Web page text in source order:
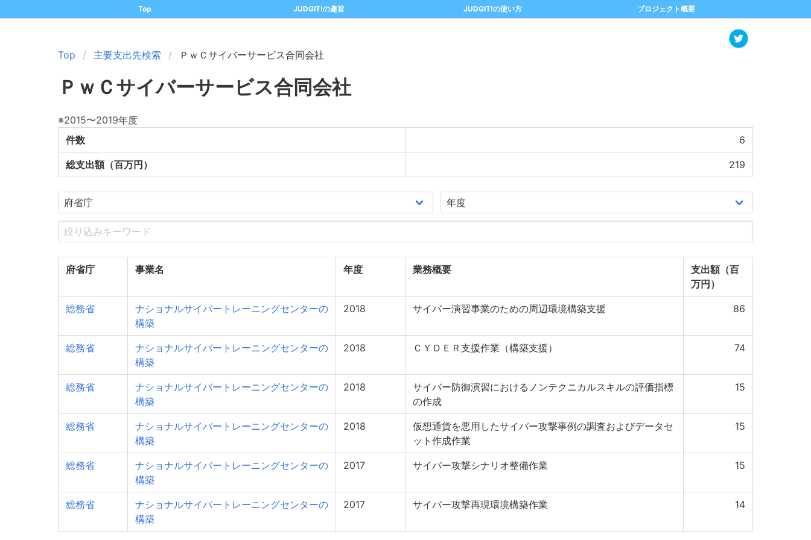
Top JUDGIT!の趣旨 JUDGIT!の使い方 プロジェクト概要
Top 主要支出先検索 ＰｗＣサイバーサービス合同会社
ＰｗＣサイバーサービス合同会社
※2015〜2019年度
件数
6
総支出額（百万円） 219
府省庁 事業名 年度 業務概要
支出額（百
万円）
総務省
ナショナルサイバートレーニングセンターの
構築
2018 サイバー演習事業のための周辺環境構築支援 86
総務省
ナショナルサイバートレーニングセンターの
構築
2018 ＣＹＤＥＲ支援作業（構築支援） 74
総務省
ナショナルサイバートレーニングセンターの
構築
2018
サイバー防御演習におけるノンテクニカルスキルの評価指標
の作成
15
総務省
ナショナルサイバートレーニングセンターの
構築
2018
仮想通貨を悪用したサイバー攻撃事例の調査およびデータセ
ット作成作業
15
総務省
ナショナルサイバートレーニングセンターの
構築
2017 サイバー攻撃シナリオ整備作業 15
総務省
ナショナルサイバートレーニングセンターの
構築
2017 サイバー攻撃再現環境構築作業 14